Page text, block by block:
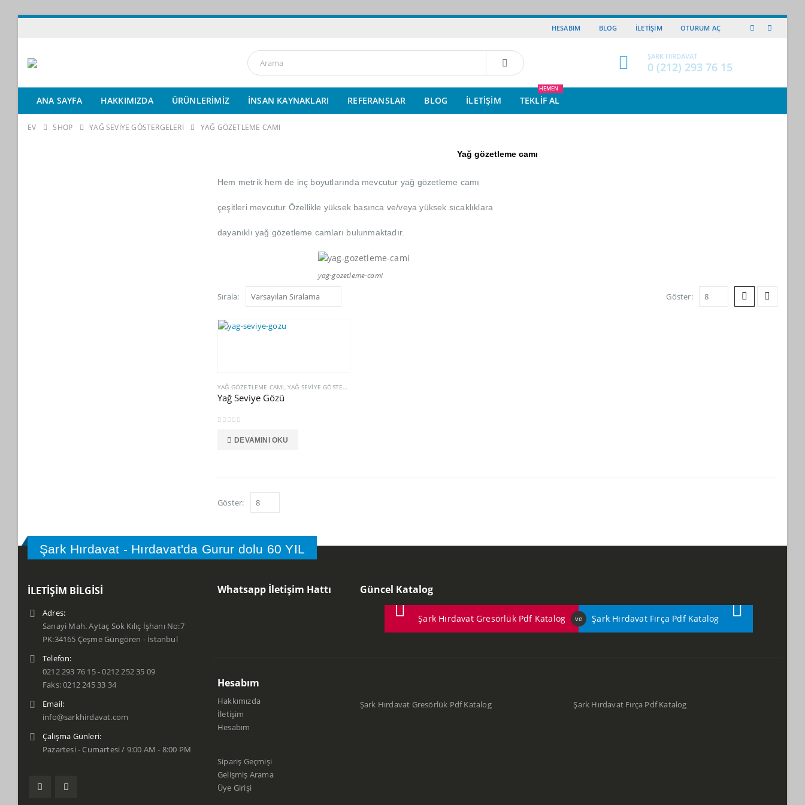
HESABIM BLOG İLETIŞIM OTURUM AÇ
ŞARK HIRDAVAT
0 (212) 293 76 15
ANA SAYFA HAKKIMIZDA ÜRÜNLERIMIZ İNSAN KAYNAKLARI REFERANSLAR BLOG İLETIŞIM TEKLIF AL
HEMEN
EV SHOP YAĞ SEVIYE GÖSTERGELERI YAĞ GÖZETLEME CAMI
Yağ gözetleme camı
Hem metrik hem de inç boyutlarında mevcutur yağ gözetleme camı
çeşitleri mevcutur Özellikle yüksek basınca ve/veya yüksek sıcaklıklara
dayanıklı yağ gözetleme camları bulunmaktadır.
yag-gozetleme-cami
Sırala: Göster:
YAĞ GÖZETLEME CAMI,YAĞ SEVIYE GÖSTERGELERI
Yağ Seviye Gözü
DEVAMINI OKU
Göster:
Şark Hırdavat - Hırdavat'da Gurur dolu 60 YIL
İLETIŞIM BILGISI
Adres:
Sanayi Mah. Aytaç Sok Kılıç İşhanı No:7
PK:34165 Çeşme Güngören - İstanbul
Telefon:
0212 293 76 15 - 0212 252 35 09
Faks: 0212 245 33 34
Email:
info@sarkhirdavat.com
Çalışma Günleri:
Pazartesi - Cumartesi / 9:00 AM - 8:00 PM
Whatsapp İletişim Hattı Güncel Katalog
Şark Hırdavat Gresörlük Pdf Katalog ve Şark Hırdavat Fırça Pdf Katalog
Hesabım
Hakkımızda
İletişim
Hesabım
Sipariş Geçmişi
Gelişmiş Arama
Üye Girişi
Şark Hırdavat Gresörlük Pdf Katalog Şark Hırdavat Fırça Pdf Katalog